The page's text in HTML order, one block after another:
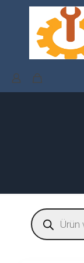
Products
search